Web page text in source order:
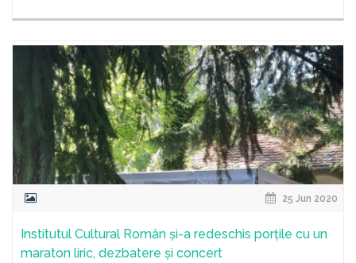
25 Jun 2020
Institutul Cultural Român și-a redeschis porțile cu un
maraton liric, dezbatere și concert